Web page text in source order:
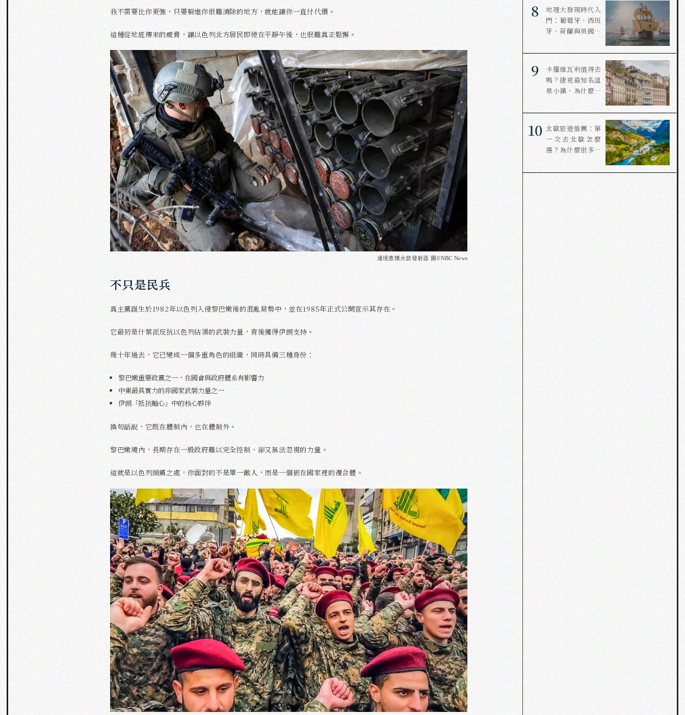
我不需要比你更強，只要躲進你很難清除的地方，就能讓你一直付代價。
這種從地底傳來的威脅，讓以色列北方居民即使在平靜午後，也很難真正鬆懈。
邊境查獲火箭發射器 圖©NBC News
不只是民兵
真主黨誕生於1982年以色列入侵黎巴嫩後的混亂局勢中，並在1985年正式公開宣示其存在。
它最初是什葉派反抗以色列佔領的武裝力量，背後獲得伊朗支持。
幾十年過去，它已變成一個多重角色的組織，同時具備三種身份：
黎巴嫩重要政黨之一，在國會與政府體系有影響力
中東最具實力的非國家武裝力量之一
伊朗「抵抗軸心」中的核心夥伴
換句話說，它既在體制內，也在體制外。
黎巴嫩境內，長期存在一股政府難以完全控制、卻又無法忽視的力量。
這就是以色列頭痛之處，你面對的不是單一敵人，而是一個嵌在國家裡的複合體。
8
地理大發現時代入
門：葡萄牙、西班
牙、荷蘭與英國，
如何接力改寫世
界？
9
卡羅維瓦利值得去
嗎？捷克最知名溫
泉小鎮，為什麼連
10 北歐旅遊推薦：第
一次去北歐怎麼
選？為什麼很多人
丹麥？